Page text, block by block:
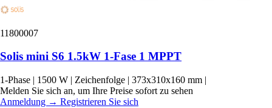
11800007
Solis mini S6 1.5kW 1-Fase 1 MPPT
1-Phase | 1500 W | Zeichenfolge | 373x310x160 mm |
Melden Sie sich an, um Ihre Preise sofort zu sehen
Anmeldung → Registrieren Sie sich